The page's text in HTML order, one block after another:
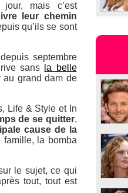
mais c’est
leur chemin
qu’ils se sont
septembre
sans
la belle
au grand dam de
Life & Style et In
de se quitter,
cause de la
famille, la bomba
le sujet, ce qui
tout, tout est